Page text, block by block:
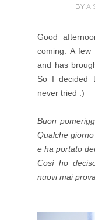
BY
Good
coming.
A few
and has
So I decided
never tried :)
Buon
Qualche
e ha portato
Così ho
nuovi mai